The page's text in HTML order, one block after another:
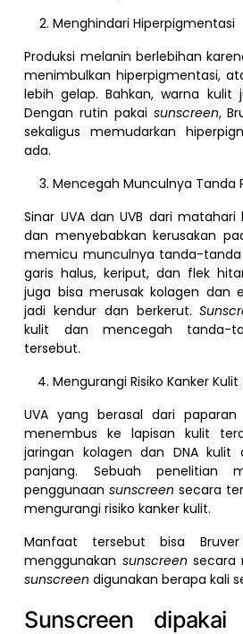
Menghindari Hiperpigmentasi
Produksi melanin berlebihan
menimbulkan hiperpigmentasi,
lebih gelap. Bahkan, warna kulit
Dengan rutin pakai sunscreen,
sekaligus memudarkan
ada.
Mencegah Munculnya Tanda
Sinar UVA dan UVB dari
dan menyebabkan kerusakan
memicu munculnya tanda-tanda
garis halus, keriput, dan flek
juga bisa merusak kolagen dan
jadi kendur dan berkerut.
kulit dan mencegah tanda-
tersebut.
Mengurangi Risiko Kanker Kulit
UVA yang berasal dari
menembus ke lapisan kulit
jaringan kolagen dan DNA kulit
panjang. Sebuah penelitian
penggunaansunscreensecara
mengurangi risiko kanker kulit.
Manfaat tersebut bisa
menggunakan sunscreen secara
sunscreendigunakan berapa kali
Sunscreen